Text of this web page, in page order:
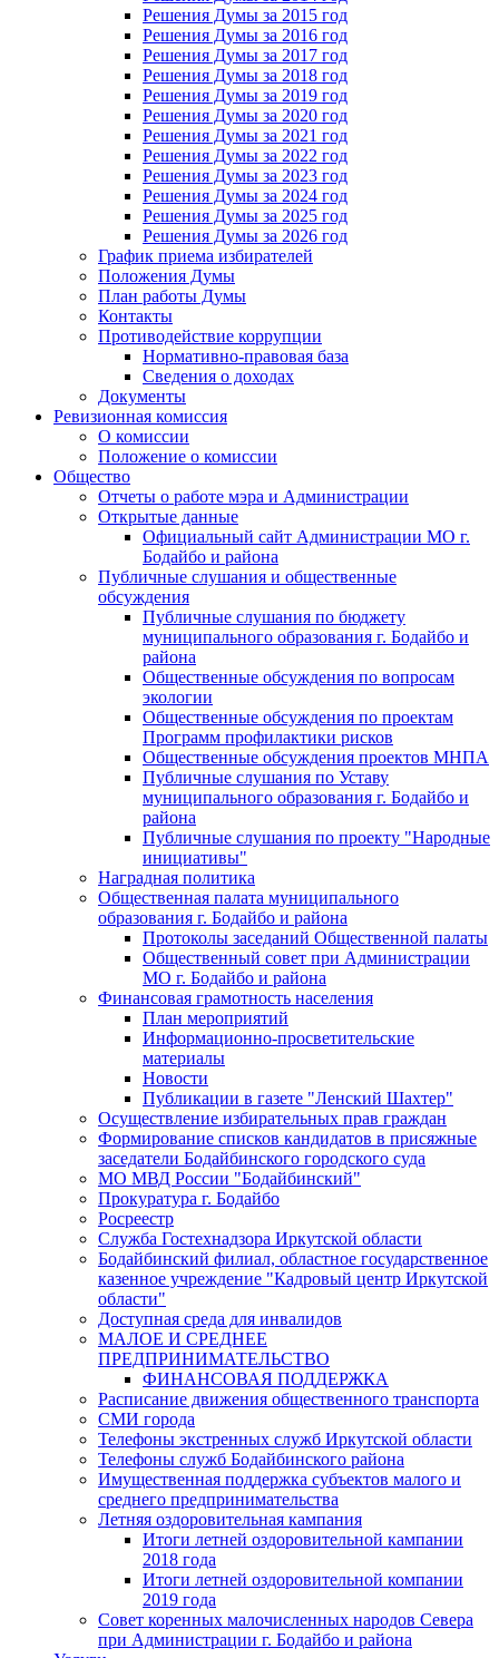
Решения Думы за 2015 год
Решения Думы за 2016 год
Решения Думы за 2017 год
Решения Думы за 2018 год
Решения Думы за 2019 год
Решения Думы за 2020 год
Решения Думы за 2021 год
Решения Думы за 2022 год
Решения Думы за 2023 год
Решения Думы за 2024 год
Решения Думы за 2025 год
Решения Думы за 2026 год
График приема избирателей
Положения Думы
План работы Думы
Контакты
Противодействие коррупции
Нормативно-правовая база
Сведения о доходах
Документы
Ревизионная комиссия
О комиссии
Положение о комиссии
Общество
Отчеты о работе мэра и Администрации
Открытые данные
Официальный сайт Администрации МО г.
Бодайбо и района
Публичные слушания и общественные
обсуждения
Публичные слушания по бюджету
муниципального образования г. Бодайбо и
района
Общественные обсуждения по вопросам
экологии
Общественные обсуждения по проектам
Программ профилактики рисков
Общественные обсуждения проектов МНПА
Публичные слушания по Уставу
муниципального образования г. Бодайбо и
района
Публичные слушания по проекту "Народные
инициативы"
Наградная политика
Общественная палата муниципального
образования г. Бодайбо и района
Протоколы заседаний Общественной палаты
Общественный совет при Администрации
МО г. Бодайбо и района
Финансовая грамотность населения
План мероприятий
Информационно-просветительские
материалы
Новости
Публикации в газете "Ленский Шахтер"
Осуществление избирательных прав граждан
Формирование списков кандидатов в присяжные
заседатели Бодайбинского городского суда
МО МВД России "Бодайбинский"
Прокуратура г. Бодайбо
Росреестр
Служба Гостехнадзора Иркутской области
Бодайбинский филиал, областное государственное
казенное учреждение "Кадровый центр Иркутской
области"
Доступная среда для инвалидов
МАЛОЕ И СРЕДНЕЕ
ПРЕДПРИНИМАТЕЛЬСТВО
ФИНАНСОВАЯ ПОДДЕРЖКА
Расписание движения общественного транспорта
СМИ города
Телефоны экстренных служб Иркутской области
Телефоны служб Бодайбинского района
Имущественная поддержка субъектов малого и
среднего предпринимательства
Летняя оздоровительная кампания
Итоги летней оздоровительной кампании
2018 года
Итоги летней оздоровительной компании
2019 года
Совет коренных малочисленных народов Севера
при Администрации г. Бодайбо и района